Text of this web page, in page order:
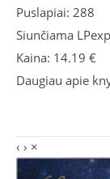
Puslapiai: 288
Siunčiama
Kaina: 14.19 €
Daugiau apie
‹ › ×